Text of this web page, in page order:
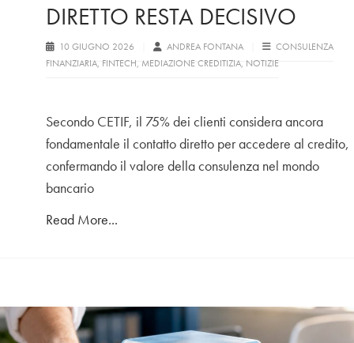
DIRETTO RESTA DECISIVO
10 GIUGNO 2026 ANDREA FONTANA
CONSULENZA
FINANZIARIA, FINTECH, MEDIAZIONE CREDITIZIA, NOTIZIE
Secondo CETIF, il 75% dei clienti considera ancora
fondamentale il contatto diretto per accedere al credito,
confermando il valore della consulenza nel mondo
bancario
Read More...